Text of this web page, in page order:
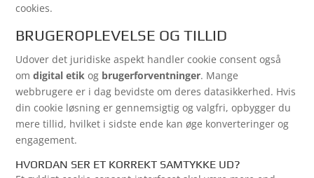
cookies.
BRUGEROPLEVELSE OG TILLID
Udover det juridiske aspekt handler cookie consent også
omdigital etik og brugerforventninger. Mange
webbrugere er i dag bevidste om deres datasikkerhed. Hvis
din cookie løsning er gennemsigtig og valgfri, opbygger du
mere tillid, hvilket i sidste ende kan øge konverteringer og
engagement.
HVORDAN SER ET KORREKT SAMTYKKE UD?